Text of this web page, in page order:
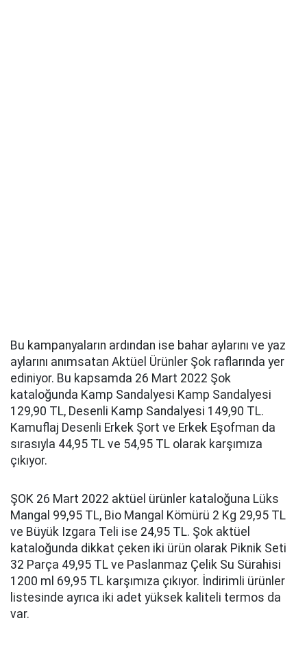
Bu kampanyaların ardından ise bahar aylarını ve yaz
aylarını anımsatan Aktüel Ürünler Şok raflarında yer
ediniyor. Bu kapsamda 26 Mart 2022 Şok
kataloğunda Kamp Sandalyesi Kamp Sandalyesi
129,90 TL, Desenli Kamp Sandalyesi 149,90 TL.
Kamuflaj Desenli Erkek Şort ve Erkek Eşofman da
sırasıyla 44,95 TL ve 54,95 TL olarak karşımıza
çıkıyor.
ŞOK 26 Mart 2022 aktüel ürünler kataloğuna Lüks
Mangal 99,95 TL, Bio Mangal Kömürü 2 Kg 29,95 TL
ve Büyük Izgara Teli ise 24,95 TL. Şok aktüel
kataloğunda dikkat çeken iki ürün olarak Piknik Seti
32 Parça 49,95 TL ve Paslanmaz Çelik Su Sürahisi
1200 ml 69,95 TL karşımıza çıkıyor. İndirimli ürünler
listesinde ayrıca iki adet yüksek kaliteli termos da
var.